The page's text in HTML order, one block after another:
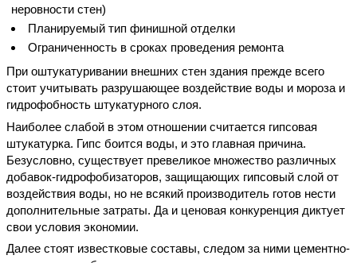
неровности стен)
Планируемый тип финишной отделки
Ограниченность в сроках проведения ремонта
При оштукатуривании внешних стен здания прежде всего
стоит учитывать разрушающее воздействие воды и мороза и
гидрофобность штукатурного слоя.
Наиболее слабой в этом отношении считается гипсовая
штукатурка. Гипс боится воды, и это главная причина.
Безусловно, существует превеликое множество различных
добавок-гидрофобизаторов, защищающих гипсовый слой от
воздействия воды, но не всякий производитель готов нести
дополнительные затраты. Да и ценовая конкуренция диктует
свои условия экономии.
Далее стоят известковые составы, следом за ними цементно-